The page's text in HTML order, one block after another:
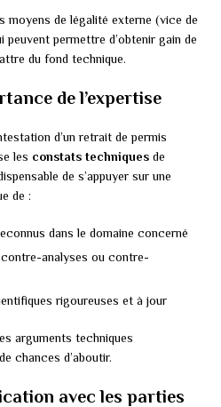
moyens de légalité externe (vice de
permettre d’obtenir gain de
du fond technique.
de l’expertise
d’un retrait de permis
les constats techniques de
de s’appuyer sur une
de :
dans le domaine concerné
analyses ou contre-
rigoureuses et à jour
arguments techniques
chances d’aboutir.
avec les parties